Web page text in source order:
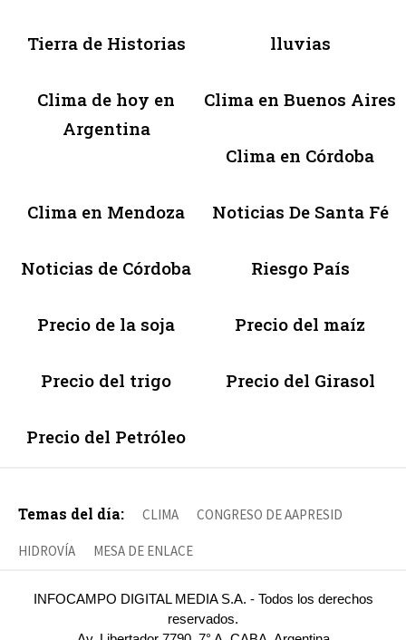
Tierra de Historias lluvias
Clima de hoy en
Argentina
Clima en Buenos Aires
Clima en Córdoba
Clima en Mendoza Noticias De Santa Fé
Noticias de Córdoba Riesgo País
Precio de la soja Precio del maíz
Precio del trigo Precio del Girasol
Precio del Petróleo
Temas del día: CLIMA CONGRESO DE AAPRESID
HIDROVÍA MESA DE ENLACE
INFOCAMPO DIGITAL MEDIA S.A. - Todos los derechos
reservados.